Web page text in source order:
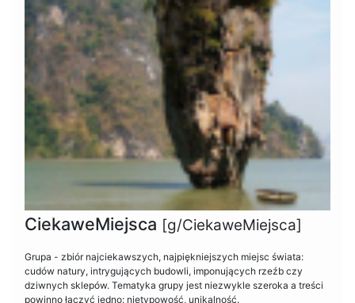
CiekaweMiejsca [g/CiekaweMiejsca]
Grupa - zbiór najciekawszych, najpiękniejszych miejsc świata:
cudów natury, intrygujących budowli, imponujących rzeźb czy
dziwnych sklepów. Tematyka grupy jest niezwykle szeroka a treści
powinno łączyć jedno: nietypowość, unikalność.